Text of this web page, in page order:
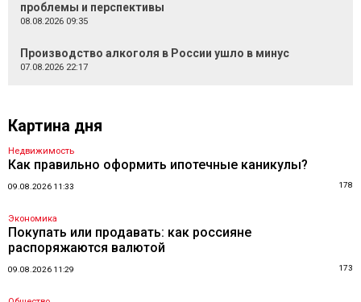
проблемы и перспективы
08.08.2026 09:35
Производство алкоголя в России ушло в минус
07.08.2026 22:17
Картина дня
Недвижимость
Как правильно оформить ипотечные каникулы?
09.08.2026 11:33 178
Экономика
Покупать или продавать: как россияне
распоряжаются валютой
09.08.2026 11:29 173